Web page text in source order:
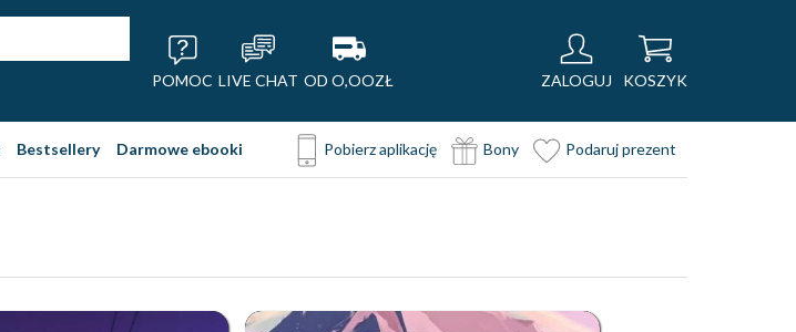
POMOC LIVE CHAT OD O,OOZŁ ZALOGUJ KOSZYK
Bestsellery Darmowe ebooki Pobierz aplikację Bony Podaruj prezent